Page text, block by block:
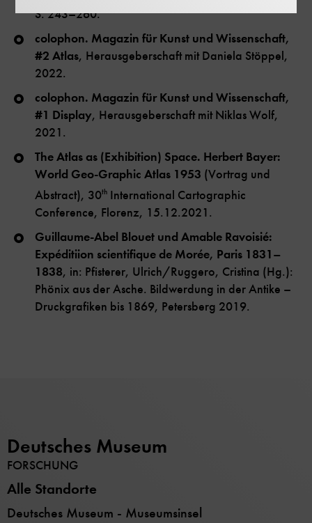
S. 243–260.
colophon. Magazin für Kunst und Wissenschaft,
#2 Atlas, Herausgeberschaft mit Daniela Stöppel,
2022.
colophon. Magazin für Kunst und Wissenschaft,
#1 Display, Herausgeberschaft mit Niklas Wolf,
2021.
The Atlas as (Exhibition) Space. Herbert Bayer:
World Geo-Graphic Atlas 1953 (Vortrag und
Abstract), 30th International Cartographic
Conference, Florenz, 15.12.2021.
Guillaume-Abel Blouet und Amable Ravoisié:
Expéditiion scientifique de Morée, Paris 1831–
1838, in: Pfisterer, Ulrich/Ruggero, Cristina (Hg.):
Phönix aus der Asche. Bildwerdung in der Antike –
Druckgrafiken bis 1869, Petersberg 2019.
Deutsches Museum
FORSCHUNG
Alle Standorte
Deutsches Museum - Museumsinsel